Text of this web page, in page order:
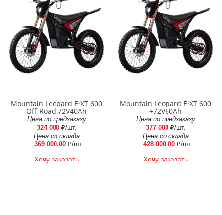
Mountain Leopard E·XT 600
Off-Road 72V40Ah
Цена по предзаказу
324 000 ₽/шт.
Цена со склада
369 000.00 ₽/шт.
Хочу заказать
Mountain Leopard E·XT 600
+72V60Ah
Цена по предзаказу
377 000 ₽/шт.
Цена со склада
428 000.00 ₽/шт.
Хочу заказать